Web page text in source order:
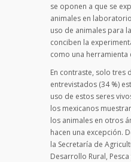
se oponen a que se
animales en
uso de animales para
conciben la
como una herramienta
En contraste, solo tres
entrevistados (34 %)
uso de estos seres
los mexicanos
los animales en otros
hacen una excepción.
la Secretaría de
Desarrollo Rural,